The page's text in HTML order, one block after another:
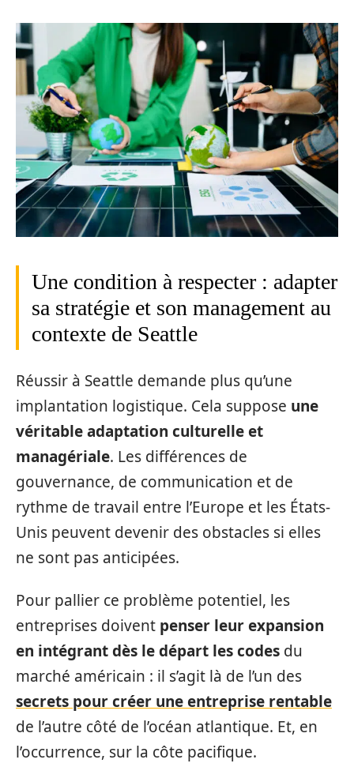
Une condition à respecter : adapter
sa stratégie et son management au
contexte de Seattle
Réussir à Seattle demande plus qu’une
implantation logistique. Cela suppose une
véritable adaptation culturelle et
managériale. Les différences de
gouvernance, de communication et de
rythme de travail entre l’Europe et les États-
Unis peuvent devenir des obstacles si elles
ne sont pas anticipées.
Pour pallier ce problème potentiel, les
entreprises doivent penser leur expansion
en intégrant dès le départ les codes du
marché américain : il s’agit là de l’un des
secrets pour créer une entreprise rentable
de l’autre côté de l’océan atlantique. Et, en
l’occurrence, sur la côte pacifique.